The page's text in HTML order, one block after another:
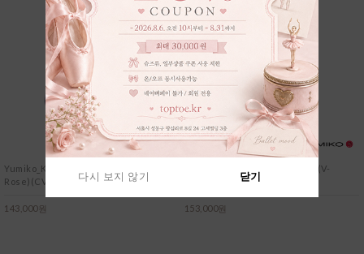
Yumiko_Kathy(HC)(N-Poem)(Mesh
Rose)(CV-Angelic)
143,000원
Yumiko_Denise(HC)(T-Storm)(V-
Serenade)(T-White)
153,000원
다시 보지 않기 닫기
다시 보지 않기 닫기
다시 보지 않기 닫기